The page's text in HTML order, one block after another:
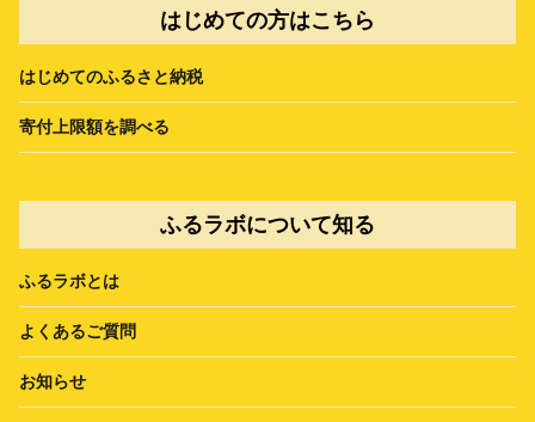
はじめての方はこちら
はじめてのふるさと納税
寄付上限額を調べる
ふるラボについて知る
ふるラボとは
よくあるご質問
お知らせ